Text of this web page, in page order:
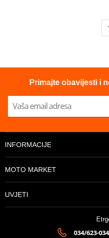
Primajte obavijesti i
INFORMACIJE
MOTO MARKET
UVJETI
034/623-034